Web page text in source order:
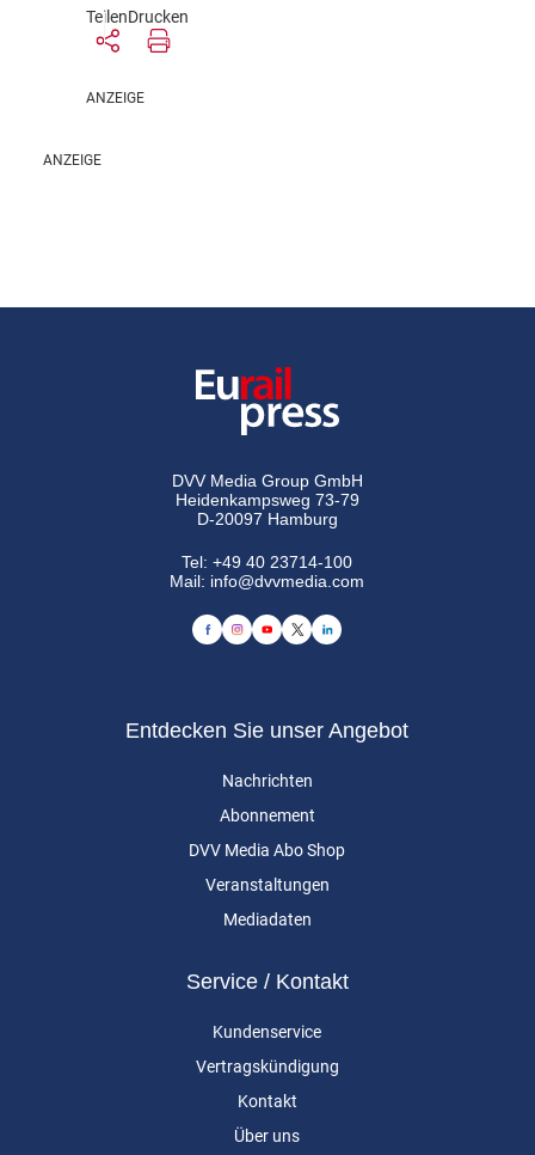
TeilenDrucken
DVV Media Group GmbH
Heidenkampsweg 73-79
D-20097 Hamburg
Tel:+49 40 23714-100
Mail: info@dvvmedia.com
Entdecken Sie unser Angebot
Nachrichten
Abonnement
DVV Media Abo Shop
Veranstaltungen
Mediadaten
Service / Kontakt
Kundenservice
Vertragskündigung
Kontakt
Über uns